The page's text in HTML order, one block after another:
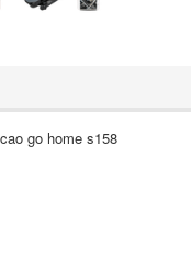
go home s158